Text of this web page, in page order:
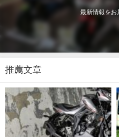
最新情報をお
推薦文章